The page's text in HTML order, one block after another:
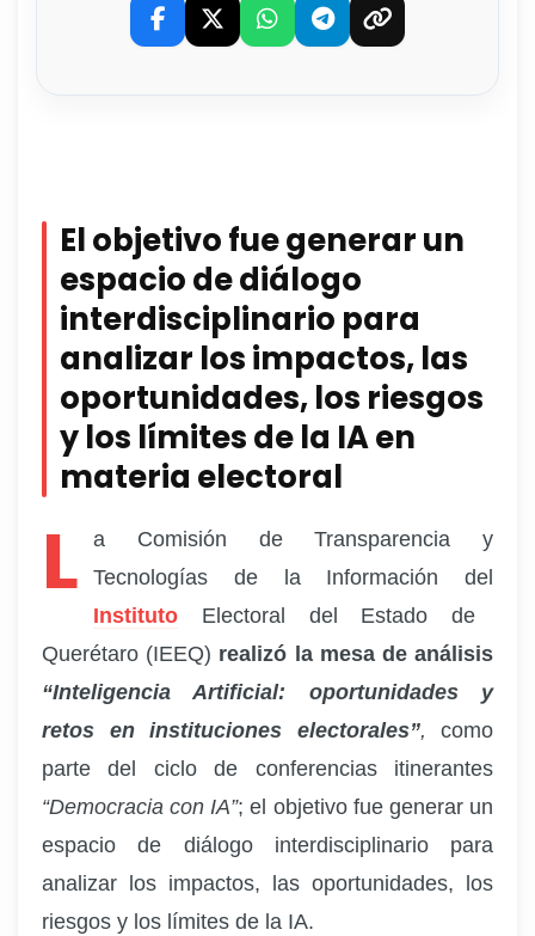
El objetivo fue generar un
espacio de diálogo
interdisciplinario para
analizar los impactos, las
oportunidades, los riesgos
y los límites de la IA en
materia electoral
L
a Comisión de Transparencia y
Tecnologías de la Información del
Instituto Electoral del Estado de
Querétaro (IEEQ) realizó la mesa de análisis
“Inteligencia Artificial: oportunidades y
retos en instituciones electorales”, como
parte del ciclo de conferencias itinerantes
“Democracia con IA”; el objetivo fue generar un
espacio de diálogo interdisciplinario para
analizar los impactos, las oportunidades, los
riesgos y los límites de la IA.